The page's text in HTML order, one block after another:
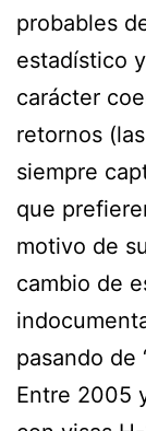
probables
estadístico
carácter
retornos
siempre
que
motivo de
cambio de
pasando de
Entre 2005